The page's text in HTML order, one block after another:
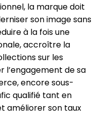
la marque doit
son image sans
à la fois une
accroître la
sur les
l’engagement de sa
encore sous-
qualifié tant en
améliorer son taux